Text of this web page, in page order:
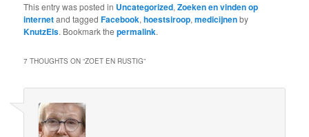
This entry was posted in Uncategorized,Zoeken en vinden op
internetand taggedFacebook,hoestsiroop,medicijnenby
KnutzEls. Bookmark thepermalink.
7 THOUGHTS ON “ZOET EN RUSTIG”